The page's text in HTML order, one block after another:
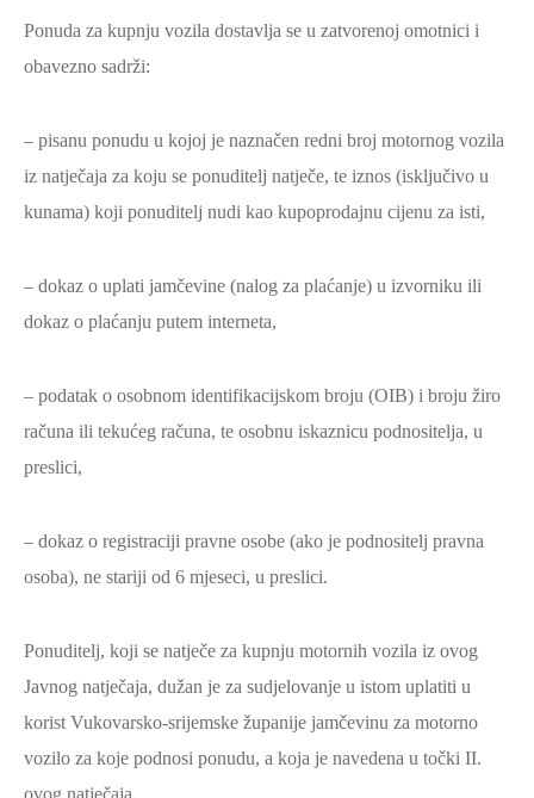
Ponuda za kupnju vozila dostavlja se u zatvorenoj omotnici i
obavezno sadrži:
– pisanu ponudu u kojoj je naznačen redni broj motornog vozila
iz natječaja za koju se ponuditelj natječe, te iznos (isključivo u
kunama) koji ponuditelj nudi kao kupoprodajnu cijenu za isti,
– dokaz o uplati jamčevine (nalog za plaćanje) u izvorniku ili
dokaz o plaćanju putem interneta,
– podatak o osobnom identifikacijskom broju (OIB) i broju žiro
računa ili tekućeg računa, te osobnu iskaznicu podnositelja, u
preslici,
– dokaz o registraciji pravne osobe (ako je podnositelj pravna
osoba), ne stariji od 6 mjeseci, u preslici.
Ponuditelj, koji se natječe za kupnju motornih vozila iz ovog
Javnog natječaja, dužan je za sudjelovanje u istom uplatiti u
korist Vukovarsko-srijemske županije jamčevinu za motorno
vozilo za koje podnosi ponudu, a koja je navedena u točki II.
ovog natječaja.